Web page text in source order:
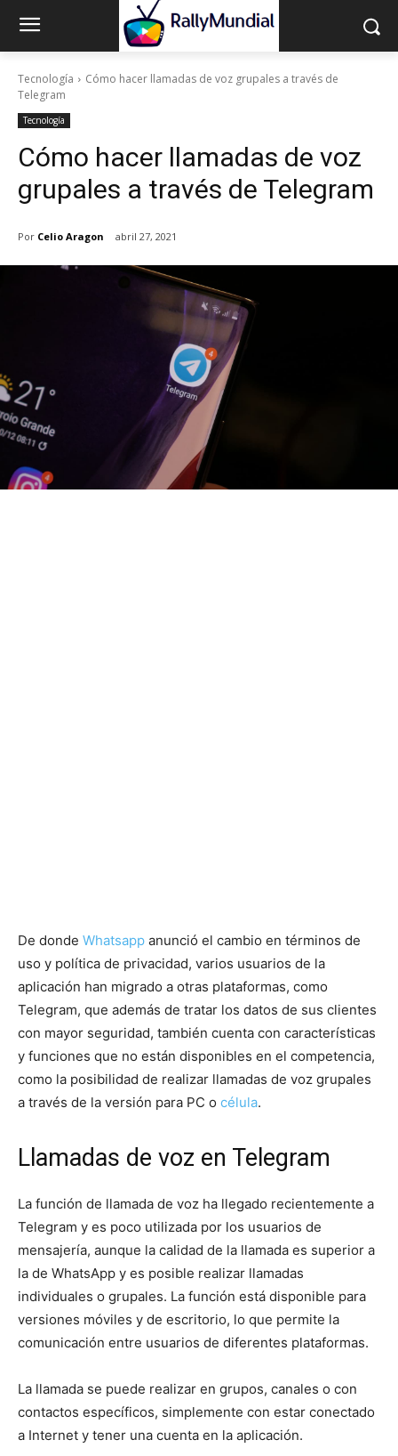
Tecnología
Cómo hacer llamadas de voz grupales a través de
Telegram
Tecnología
Cómo hacer llamadas de voz
grupales a través de Telegram
Por Celio Aragon abril 27, 2021
De donde Whatsapp anunció el cambio en términos de
uso y política de privacidad, varios usuarios de la
aplicación han migrado a otras plataformas, como
Telegram, que además de tratar los datos de sus clientes
con mayor seguridad, también cuenta con características
y funciones que no están disponibles en el competencia,
como la posibilidad de realizar llamadas de voz grupales
a través de la versión para PC o célula.
Llamadas de voz en Telegram
La función de llamada de voz ha llegado recientemente a
Telegram y es poco utilizada por los usuarios de
mensajería, aunque la calidad de la llamada es superior a
la de WhatsApp y es posible realizar llamadas
individuales o grupales. La función está disponible para
versiones móviles y de escritorio, lo que permite la
comunicación entre usuarios de diferentes plataformas.
La llamada se puede realizar en grupos, canales o con
contactos específicos, simplemente con estar conectado
a Internet y tener una cuenta en la aplicación.